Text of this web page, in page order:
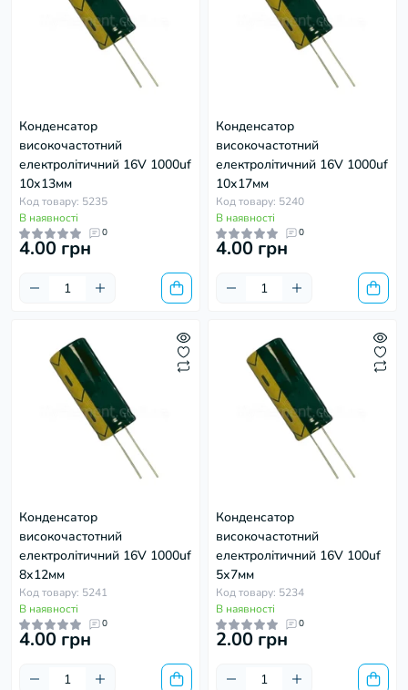
Конденсатор
високочастотний
електролітичний 16V 1000uf
10х13мм
Код товару: 5235
В наявності
0
4.00 грн
Конденсатор
високочастотний
електролітичний 16V 1000uf
10х17мм
Код товару: 5240
В наявності
0
4.00 грн
Конденсатор
високочастотний
електролітичний 16V 1000uf
8х12мм
Код товару: 5241
В наявності
0
4.00 грн
Конденсатор
високочастотний
електролітичний 16V 100uf
5х7мм
Код товару: 5234
В наявності
0
2.00 грн